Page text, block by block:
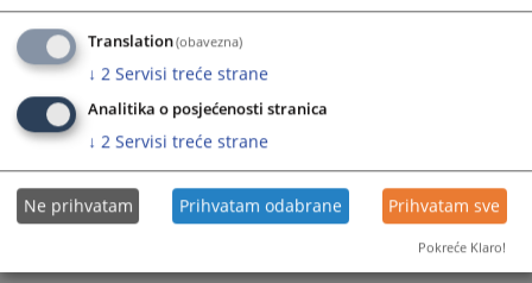
Translation(obavezna)
↓ 2 Servisi treće strane
Analitika o posjećenosti stranica
↓ 2 Servisi treće strane
Ne prihvatam Prihvatam odabrane Prihvatam sve
Pokreće Klaro!